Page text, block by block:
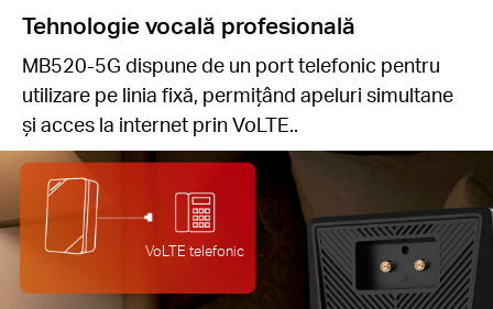
Tehnologie vocală profesională
MB520-5G dispune de un port telefonic pentru
utilizare pe linia fixă, permițând apeluri simultane
și acces la internet prin VoLTE..
VoLTE telefonic